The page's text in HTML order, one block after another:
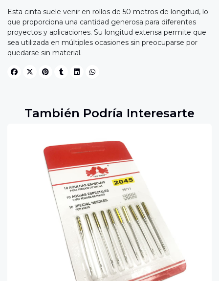
Esta cinta suele venir en rollos de 50 metros de longitud, lo
que proporciona una cantidad generosa para diferentes
proyectos y aplicaciones. Su longitud extensa permite que
sea utilizada en múltiples ocasiones sin preocuparse por
quedarse sin material.
También Podría Interesarte